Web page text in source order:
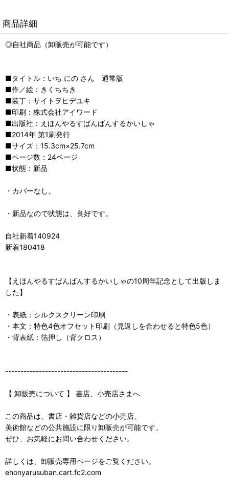
商品詳細
◎自社商品（卸販売が可能です）
■タイトル：いち にの さん 通常版
■作／絵：きくちちき
■装丁：サイトヲヒデユキ
■印刷：株式会社アイワード
■出版社：えほんやるすばんばんするかいしゃ
■2014年 第1刷発行
■サイズ：15.3cm×25.7cm
■ページ数：24ページ
■状態：新品
・カバーなし。
・新品なので状態は、良好です。
自社新着140924
新着180418
【えほんやるすばんばんするかいしゃの10周年記念として出版しま
した】
・表紙：シルクスクリーン印刷
・本文：特色4色オフセット印刷（見返しを合わせると特色5色）
・背表紙：箔押し（背クロス）
----------------------------------------
【 卸販売について 】 書店、小売店さまへ
この商品は、書店・雑貨店などの小売店、
美術館などの公共施設に限り卸販売が可能です。
ぜひ、お気軽にお問い合わせください。
詳しくは、卸販売専用ページをご覧ください。
ehonyarusuban.cart.fc2.com